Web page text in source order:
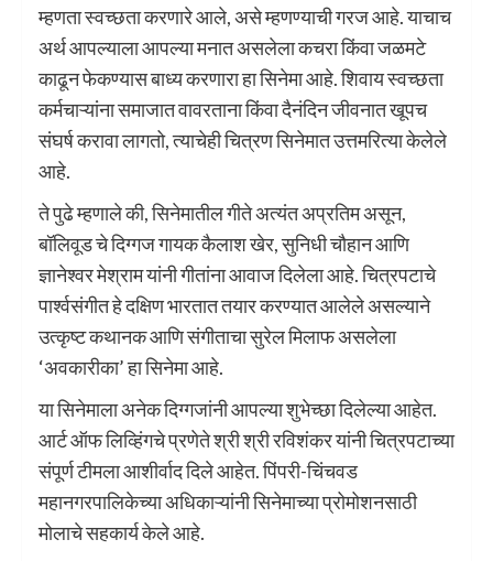
म्हणता स्वच्छता करणारे आले, असे म्हणण्याची गरज आहे. याचाच
अर्थ आपल्याला आपल्या मनात असलेला कचरा किंवा जळमटे
काढून फेकण्यास बाध्य करणारा हा सिनेमा आहे. शिवाय स्वच्छता
कर्मचाऱ्यांना समाजात वावरताना किंवा दैनंदिन जीवनात खूपच
संघर्ष करावा लागतो, त्याचेही चित्रण सिनेमात उत्तमरित्या केलेले
आहे.
ते पुढे म्हणाले की, सिनेमातील गीते अत्यंत अप्रतिम असून,
बॉलिवूड चे दिग्गज गायक कैलाश खेर, सुनिधी चौहान आणि
ज्ञानेश्वर मेश्राम यांनी गीतांना आवाज दिलेला आहे. चित्रपटाचे
पार्श्वसंगीत हे दक्षिण भारतात तयार करण्यात आलेले असल्याने
उत्कृष्ट कथानक आणि संगीताचा सुरेल मिलाफ असलेला
‘अवकारीका’ हा सिनेमा आहे.
या सिनेमाला अनेक दिग्गजांनी आपल्या शुभेच्छा दिलेल्या आहेत.
आर्ट ऑफ लिव्हिंगचे प्रणेते श्री श्री रविशंकर यांनी चित्रपटाच्या
संपूर्ण टीमला आशीर्वाद दिले आहेत. पिंपरी-चिंचवड
महानगरपालिकेच्या अधिकाऱ्यांनी सिनेमाच्या प्रोमोशनसाठी
मोलाचे सहकार्य केले आहे.